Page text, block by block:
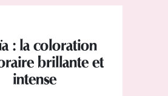
: la coloration
brillante et
intense